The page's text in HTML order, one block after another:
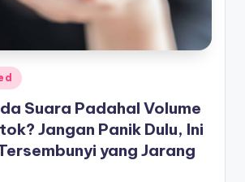
Suara Padahal Volume
Jangan Panik Dulu, Ini
yang Jarang